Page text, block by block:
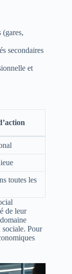
(gares,
secondaires
et
toutes les
de leur
sociale. Pour